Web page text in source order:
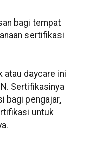
bagi tempat
sertifikasi
atau daycare ini
Sertifikasinya
bagi pengajar,
untuk